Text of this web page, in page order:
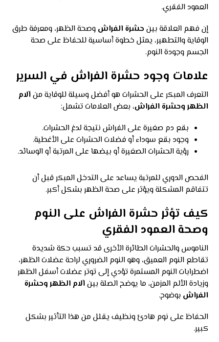
العمود الفقري.
إن فهم العلاقة بين حشرة الفراش وصحة الظهر، ومعرفة طرق
الوقاية والتطهير، يمثل خطوة أساسية للحفاظ على صحة
الجسم وجودة النوم.
علامات وجود حشرة الفراش في السرير
التعرف المبكر على الحشرات هو أفضل وسيلة للوقاية منآلام
الظهر وحشرة الفراش، بعض العلامات تشمل:
بقع دم صغيرة على الفراش نتيجة لدغ الحشرات.
وجود بقع سوداء أو فضلات الحشرات على الأغطية.
رؤية الحشرات الصغيرة أو بيضها على المرتبة أو الوسائد.
الفحص الدوري للمرتبة يساعد على التدخل المبكر قبل أن
تتفاقم المشكلة ويؤثر على صحة الظهر بشكل أكبر.
كيف تؤثر حشرة الفراش على النوم
وصحة العمود الفقري
الناموس والحشرات الطائرة الأخرى قد تسبب حكة شديدة
تقاطع النوم العميق، وهو النوم الضروري لراحة عضلات الظهر،
اضطرابات النوم المستمرة تؤدي إلى توتر عضلات أسفل الظهر
وزيادة الألم المزمن، ما يوضح الصلة بينآلام الظهر وحشرة
الفراش بوضوح.
الحفاظ على نوم هادئ ونظيف يقلل من هذا التأثير بشكل
كبير.